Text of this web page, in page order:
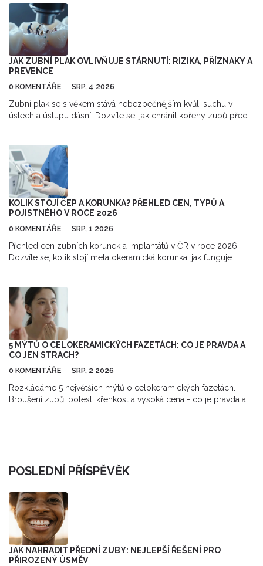
JAK ZUBNÍ PLAK OVLIVŇUJE STÁRNUTÍ: RIZIKA, PŘÍZNAKY A
PREVENCE
0 KOMENTÁŘE SRP, 4 2026
Zubní plak se s věkem stává nebezpečnějším kvůli suchu v
ústech a ústupu dásní. Dozvíte se, jak chránit kořeny zubů před
KOLIK STOJÍ ČEP A KORUNKA? PŘEHLED CEN, TYPŮ A
POJISTNÉHO V ROCE 2026
0 KOMENTÁŘE SRP, 1 2026
Přehled cen zubních korunek a implantátů v ČR v roce 2026.
Dozvíte se, kolik stojí metalokeramická korunka, jak funguje
5 MÝTŮ O CELOKERAMICKÝCH FAZETÁCH: CO JE PRAVDA A
CO JEN STRACH?
0 KOMENTÁŘE SRP, 2 2026
Rozkládáme 5 největších mýtů o celokeramických fazetách.
Broušení zubů, bolest, křehkost a vysoká cena - co je pravda a
POSLEDNÍ PŘÍSPĚVĚK
JAK NAHRADIT PŘEDNÍ ZUBY: NEJLEPŠÍ ŘEŠENÍ PRO
PŘIROZENÝ ÚSMĚV